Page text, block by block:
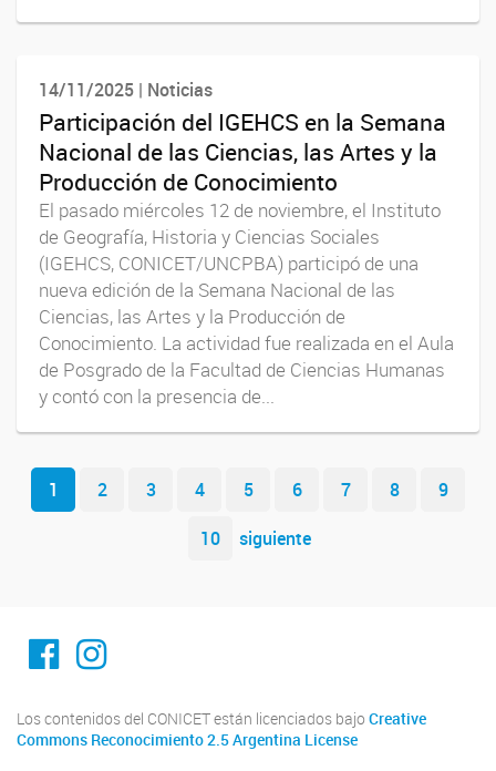
14/11/2025 | Noticias
Participación del IGEHCS en la Semana
Nacional de las Ciencias, las Artes y la
Producción de Conocimiento
El pasado miércoles 12 de noviembre, el Instituto
de Geografía, Historia y Ciencias Sociales
(IGEHCS, CONICET/UNCPBA) participó de una
nueva edición de la Semana Nacional de las
Ciencias, las Artes y la Producción de
Conocimiento. La actividad fue realizada en el Aula
de Posgrado de la Facultad de Ciencias Humanas
y contó con la presencia de...
Navegador de artículos
1 2 3 4 5 6 7 8
9
10
siguiente
Facebook
Instagram
Los contenidos del CONICET están licenciados bajo Creative
Commons Reconocimiento 2.5 Argentina License